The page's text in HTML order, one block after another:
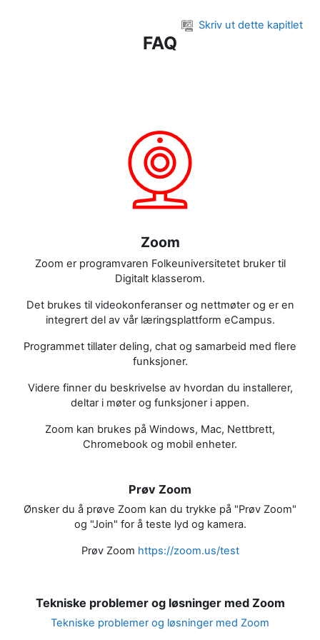
Skriv ut dette kapitlet
FAQ
Zoom
Zoom er programvaren Folkeuniversitetet bruker til
Digitalt klasserom.
Det brukes til videokonferanser og nettmøter og er en
integrert del av vår læringsplattform eCampus.
Programmet tillater deling, chat og samarbeid med flere
funksjoner.
Videre finner du beskrivelse av hvordan du installerer,
deltar i møter og funksjoner i appen.
Zoom kan brukes på Windows, Mac, Nettbrett,
Chromebook og mobil enheter.
Prøv Zoom
Ønsker du å prøve Zoom kan du trykke på "Prøv Zoom"
og "Join" for å teste lyd og kamera.
Prøv Zoom https://zoom.us/test
Tekniske problemer og løsninger med Zoom
Tekniske problemer og løsninger med Zoom